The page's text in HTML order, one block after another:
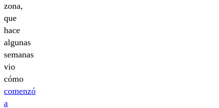
zona,
que
hace
algunas
semanas
vio
cómo
comenzó
a